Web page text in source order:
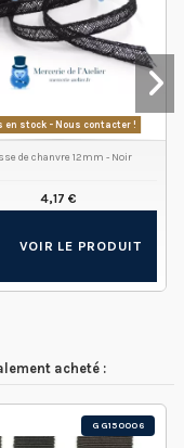
en stock - Nous contacter !
de chanvre 12mm - Noir
4,17 €
VOIR LE PRODUIT
acheté :
GG150006